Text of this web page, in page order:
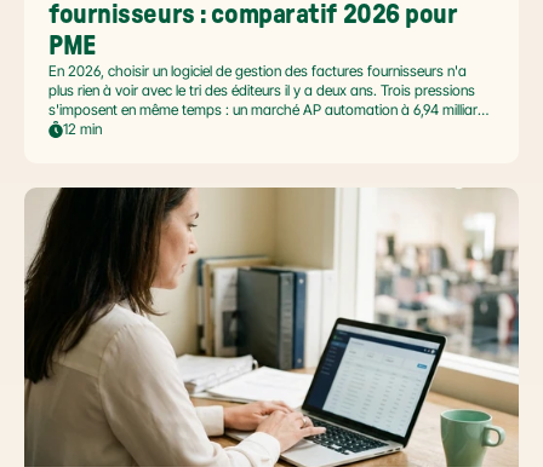
fournisseurs : comparatif 2026 pour
PME
En 2026, choisir un logiciel de gestion des factures fournisseurs n'a
plus rien à voir avec le tri des éditeurs il y a deux ans. Trois pressions
s'imposent en même temps : un marché AP automation à 6,94 milliards
USD en pleine accélération, une réforme facture électronique 2026 qui
de traitement, selon Forrester 2026). Ce comparatif passe en revue 8
outils pertinents pour les PME françaises et le positionnement de Libeo
dans ce paysage en mouvement.
12 min